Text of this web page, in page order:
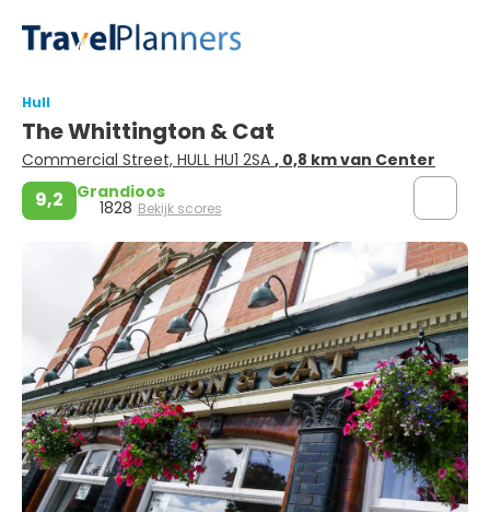
Hull
The Whittington & Cat
Commercial Street, HULL HU1 2SA , 0,8 km van Center
9,2 Grandioos
1828 Bekijk scores